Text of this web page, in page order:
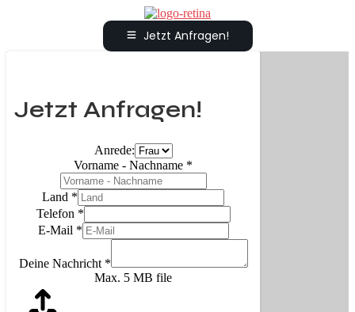
Jetzt Anfragen!
Jetzt Anfragen!
Anrede:
Vorname - Nachname *
Land *
Telefon *
E-Mail *
Deine Nachricht *
Max. 5 MB file